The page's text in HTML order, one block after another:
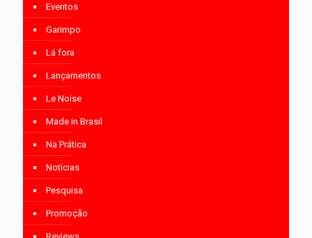
Eventos
Garimpo
Lá fora
Lançamentos
Le Noise
Made in Brasil
Na Prática
Notícias
Pesquisa
Promoção